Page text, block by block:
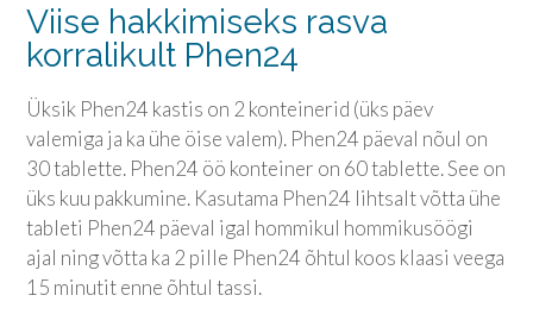
Viise hakkimiseks rasva
korralikult Phen24
Üksik Phen24 kastis on 2 konteinerid (üks päev
valemiga ja ka ühe öise valem). Phen24 päeval nõul on
30 tablette. Phen24 öö konteiner on 60 tablette. See on
üks kuu pakkumine. Kasutama Phen24 lihtsalt võtta ühe
tableti Phen24 päeval igal hommikul hommikusöögi
ajal ning võtta ka 2 pille Phen24 õhtul koos klaasi veega
15 minutit enne õhtul tassi.